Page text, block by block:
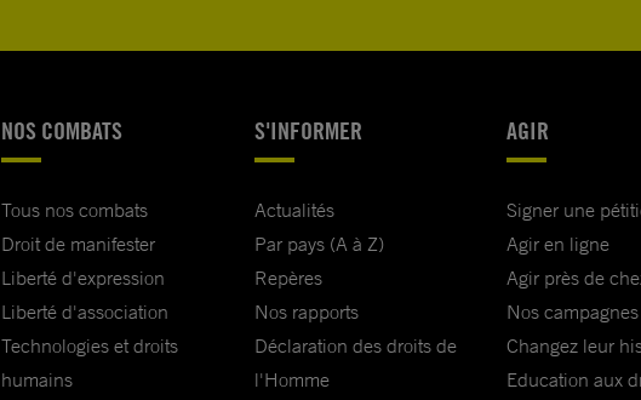
NOS COMBATS
Tous nos combats
Droit de manifester
Liberté d'expression
Liberté d'association
Technologies et droits
humains
S'INFORMER
Actualités
Par pays (A à Z)
Repères
Nos rapports
Déclaration des droits de
l'Homme
AGIR
Signer une
Agir en ligne
Agir près de
Nos campagnes
Changez leur
Education aux